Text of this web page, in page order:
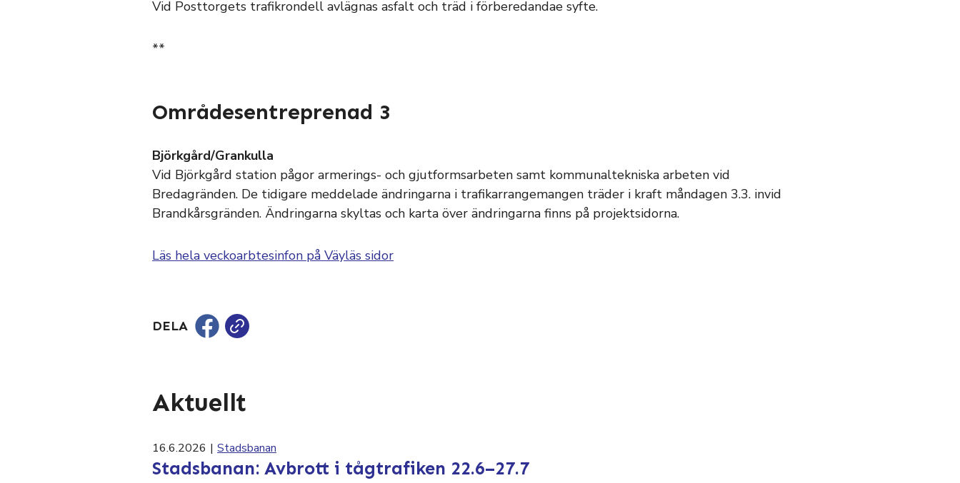
Vid Posttorgets trafikrondell avlägnas asfalt och träd i förberedandae syfte.
**
Områdesentreprenad 3
Björkgård/Grankulla
Vid Björkgård station pågor armerings- och gjutformsarbeten samt kommunaltekniska arbeten vid
Bredagränden. De tidigare meddelade ändringarna i trafikarrangemangen träder i kraft måndagen 3.3. invid
Brandkårsgränden. Ändringarna skyltas och karta över ändringarna finns på projektsidorna.
Läs hela veckoarbtesinfon på Väyläs sidor
DELA
Aktuellt
16.6.2026 | Stadsbanan
Stadsbanan: Avbrott i tågtrafiken 22.6–27.7